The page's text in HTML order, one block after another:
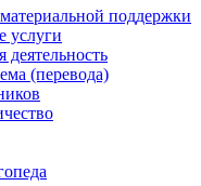
поддержки
услуги
деятельность
(перевода)